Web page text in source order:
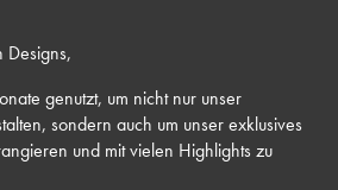
Designs,
genutzt, um nicht nur unser
sondern auch um unser exklusives
und mit vielen Highlights zu